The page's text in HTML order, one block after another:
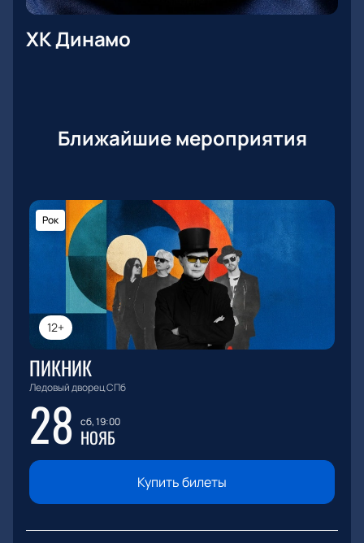
ХК Динамо
Ближайшие мероприятия
12+
Рок
ПИКНИК
Ледовый дворец СПб
28 сб, 19:00
НОЯБ
Купить билеты